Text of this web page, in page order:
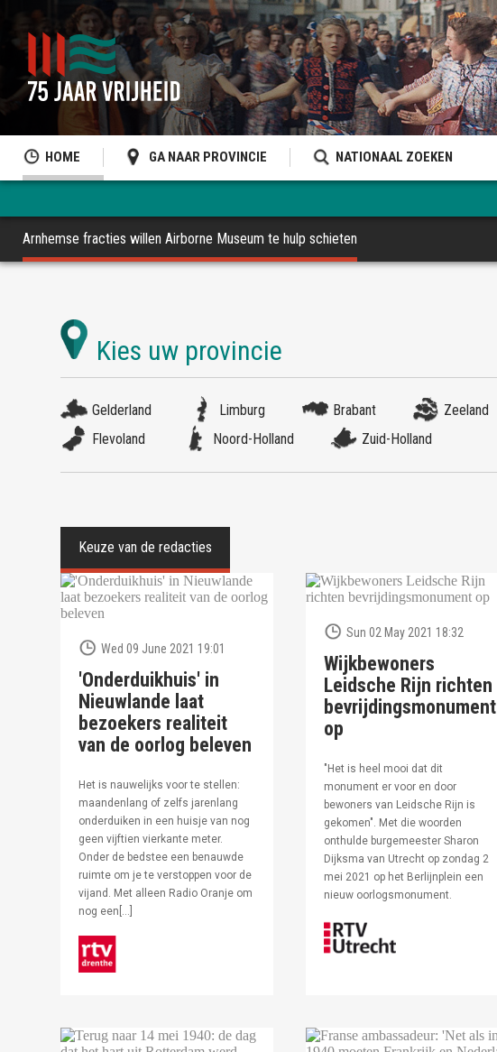
HOME GA NAAR PROVINCIE NATIONAAL ZOEKEN
Arnhemse fracties willen Airborne Museum te hulp schieten
Gelderland Limburg Brabant Zeeland
Flevoland
Noord-Holland Zuid-Holland
Wed 09 June 2021 19:01
'Onderduikhuis' in
Nieuwlande laat
bezoekers realiteit
van de oorlog beleven
Het is nauwelijks voor te stellen:
maandenlang of zelfs jarenlang
onderduiken in een huisje van nog
geen vijftien vierkante meter.
Onder de bedstee een benauwde
ruimte om je te verstoppen voor de
vijand. Met alleen Radio Oranje om
nog een[…]
Sun 02 May 2021 18:32
Wijkbewoners
Leidsche Rijn richten
bevrijdingsmonument
op
"Het is heel mooi dat dit
monument er voor en door
bewoners van Leidsche Rijn is
gekomen". Met die woorden
onthulde burgemeester Sharon
Dijksma van Utrecht op zondag 2
mei 2021 op het Berlijnplein een
nieuw oorlogsmonument.